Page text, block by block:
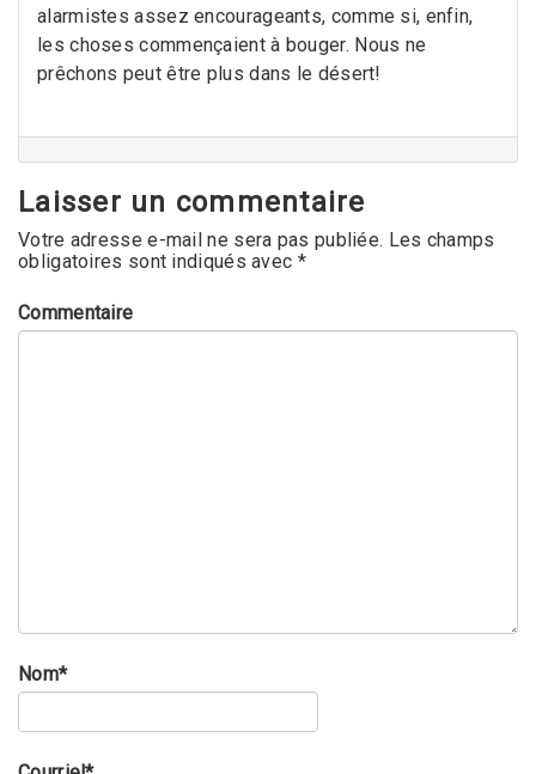
alarmistes assez encourageants, comme si, enfin,
les choses commençaient à bouger. Nous ne
prêchons peut être plus dans le désert!
Laisser un commentaire
Votre adresse e-mail ne sera pas publiée. Les champs
obligatoires sont indiqués avec *
Commentaire
Nom*